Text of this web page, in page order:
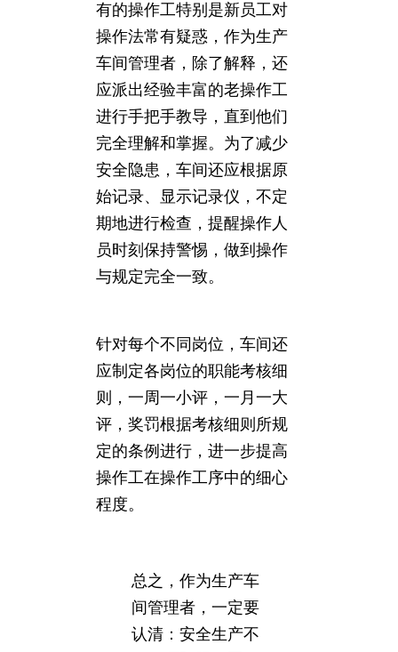
有的操作工特别是新员工对
操作法常有疑惑，作为生产
车间管理者，除了解释，还
应派出经验丰富的老操作工
进行手把手教导，直到他们
完全理解和掌握。为了减少
安全隐患，车间还应根据原
始记录、显示记录仪，不定
期地进行检查，提醒操作人
员时刻保持警惕，做到操作
与规定完全一致。
针对每个不同岗位，车间还
应制定各岗位的职能考核细
则，一周一小评，一月一大
评，奖罚根据考核细则所规
定的条例进行，进一步提高
操作工在操作工序中的细心
程度。
总之，作为生产车
间管理者，一定要
认清：安全生产不